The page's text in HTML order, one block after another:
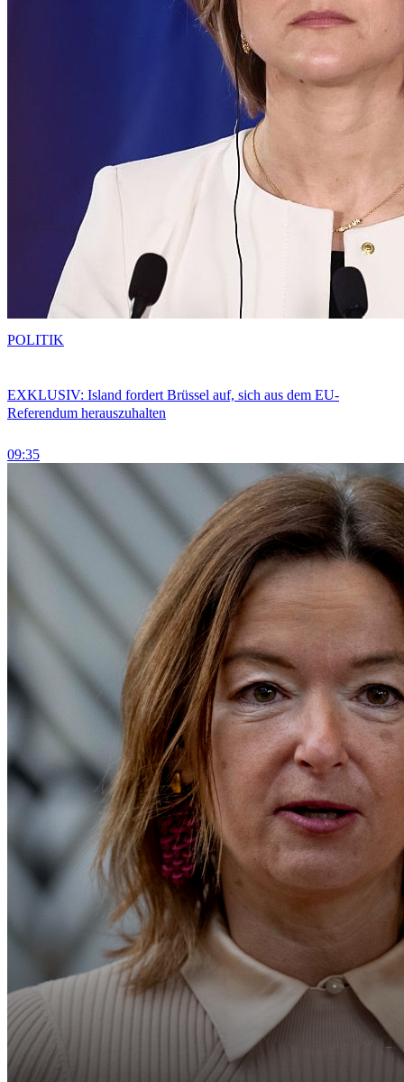
EXKLUSIV: Island fordert Brüssel auf, sich aus dem EU-
Referendum herauszuhalten
09:35
POLITIK